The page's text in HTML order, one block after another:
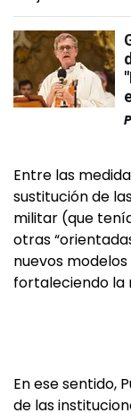
Entre las
sustitución de
militar (que
otras
nuevos
fortaleciendo la
En ese sentido,
de las